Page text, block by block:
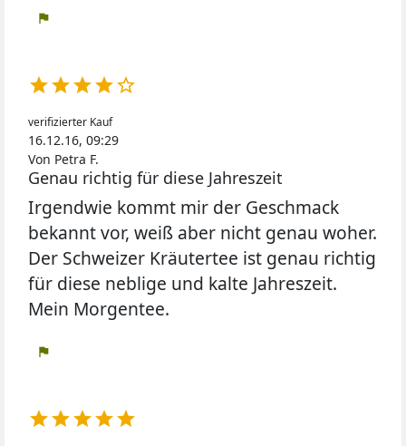
flag

verifizierter Kauf
16.12.16, 09:29
Von Petra F.
Genau richtig für diese Jahreszeit
Irgendwie kommt mir der Geschmack
bekannt vor, weiß aber nicht genau woher.
Der Schweizer Kräutertee ist genau richtig
für diese neblige und kalte Jahreszeit.
Mein Morgentee.
flag
